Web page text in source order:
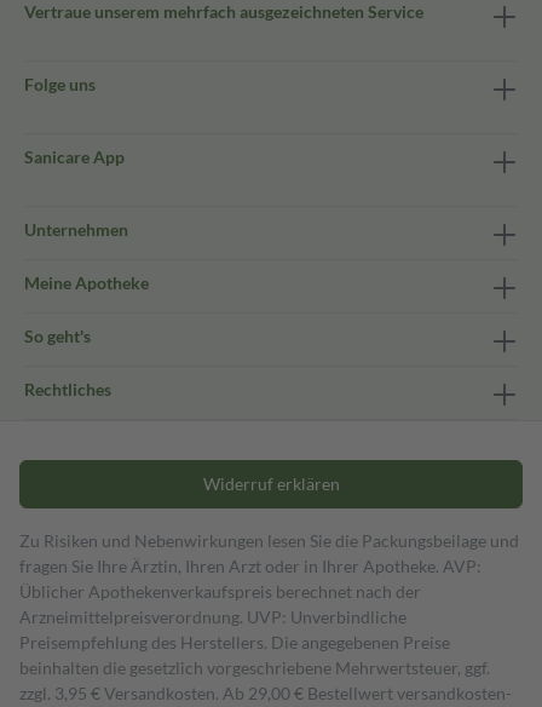
Vertraue unserem mehrfach ausgezeichneten Service
Folge uns
Sanicare App
Unternehmen
Meine Apotheke
So geht's
Rechtliches
Widerruf erklären
Zu Risiken und Nebenwirkungen lesen Sie die Packungsbeilage und
fragen Sie Ihre Ärztin, Ihren Arzt oder in Ihrer Apotheke. AVP:
Üblicher Apothekenverkaufspreis berechnet nach der
Arzneimittelpreisverordnung. UVP: Unverbindliche
Preisempfehlung des Herstellers. Die angegebenen Preise
beinhalten die gesetzlich vorgeschriebene Mehrwertsteuer, ggf.
zzgl. 3,95 € Versandkosten. Ab 29,00 € Bestell­wert versand­kosten­